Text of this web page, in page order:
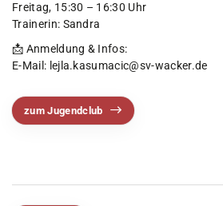
Freitag, 15:30 – 16:30 Uhr
Trainerin: Sandra
📩 Anmeldung & Infos:
E-Mail: lejla.kasumacic@sv-wacker.de
zum Jugendclub